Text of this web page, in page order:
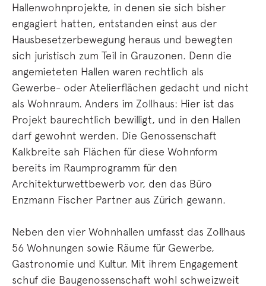
Hallenwohnprojekte, in denen sie sich bisher
engagiert hatten, entstanden einst aus der
Hausbesetzerbewegung heraus und bewegten
sich juristisch zum Teil in Grauzonen. Denn die
angemieteten Hallen waren rechtlich als
Gewerbe- oder Atelierflächen gedacht und nicht
als Wohnraum. Anders im Zollhaus: Hier ist das
Projekt baurechtlich bewilligt, und in den Hallen
darf gewohnt werden. Die Genossenschaft
Kalkbreite sah Flächen für diese Wohnform
bereits im Raumprogramm für den
Architekturwettbewerb vor, den das Büro
Enzmann Fischer Partner aus Zürich gewann.
Neben den vier Wohnhallen umfasst das Zollhaus
56 Wohnungen sowie Räume für Gewerbe,
Gastronomie und Kultur. Mit ihrem Engagement
schuf die Baugenossenschaft wohl schweizweit